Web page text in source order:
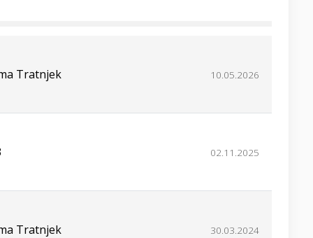
Tratnjek 10.05.2026
02.11.2025
Tratnjek 30.03.2024